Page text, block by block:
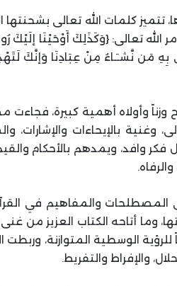
تتميز كلمات الله تعالى بشحنتها
الله تعالى: {وَكَذَلِكَ أَوْحَيْنَا إلَيْكَ
وزناً وأولاه أهمية كبيرة،
وغنية بالإيحاءات والإشارات،
وافد، ويمدهم بالأحكام
والمفاهيم في
وما أتاحه الكتاب العزيز من
للرؤية الوسطية المتوازنة،
والإفراط والتفريط.